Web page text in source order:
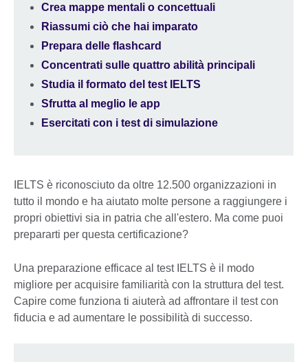
Crea mappe mentali o concettuali
Riassumi ciò che hai imparato
Prepara delle flashcard
Concentrati sulle quattro abilità principali
Studia il formato del test IELTS
Sfrutta al meglio le app
Esercitati con i test di simulazione
IELTS è riconosciuto da oltre 12.500 organizzazioni in
tutto il mondo e ha aiutato molte persone a raggiungere i
propri obiettivi sia in patria che all'estero. Ma come puoi
prepararti per questa certificazione?
Una preparazione efficace al test IELTS è il modo
migliore per acquisire familiarità con la struttura del test.
Capire come funziona ti aiuterà ad affrontare il test con
fiducia e ad aumentare le possibilità di successo.